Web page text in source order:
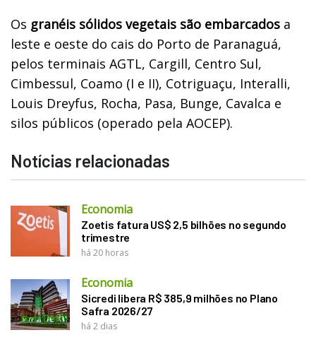
Os granéis sólidos vegetais são embarcados a
leste e oeste do cais do Porto de Paranaguá,
pelos terminais AGTL, Cargill, Centro Sul,
Cimbessul, Coamo (I e II), Cotriguaçu, Interalli,
Louis Dreyfus, Rocha, Pasa, Bunge, Cavalca e
silos públicos (operado pela AOCEP).
Notícias relacionadas
Economia
Zoetis fatura US$ 2,5 bilhões no segundo
trimestre
há 20 horas
Economia
Sicredi libera R$ 385,9 milhões no Plano
Safra 2026/27
há 2 dias